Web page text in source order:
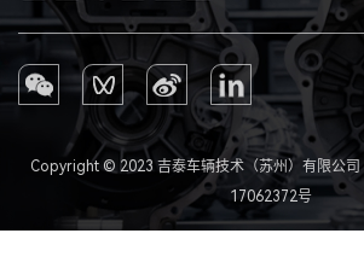
Copyright © 2023 吉泰车辆技术（苏州）有限公
17062372号